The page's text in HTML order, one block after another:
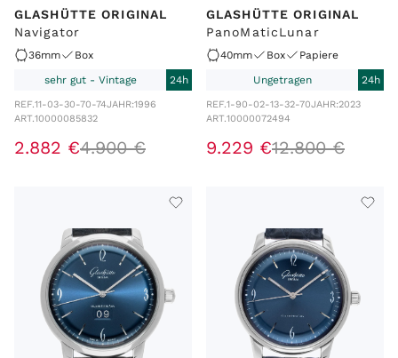
GLASHÜTTE ORIGINAL
Navigator
36mm
Box
sehr gut - Vintage
24h
REF.11-03-30-70-74JAHR:1996
ART.10000085832
2.882 €4.900 €
GLASHÜTTE ORIGINAL
PanoMaticLunar
40mm Box
Papiere
Ungetragen
24h
REF.1-90-02-13-32-70JAHR:2023
ART.10000072494
9.229 €12.800 €